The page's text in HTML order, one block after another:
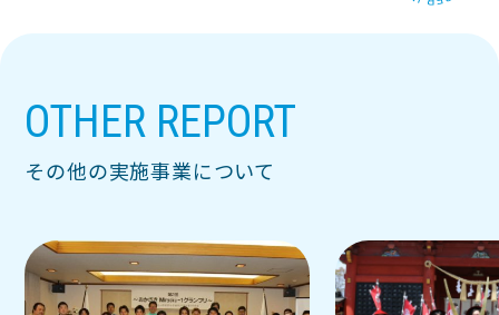
OTHER REPORT
その他の実施事業について